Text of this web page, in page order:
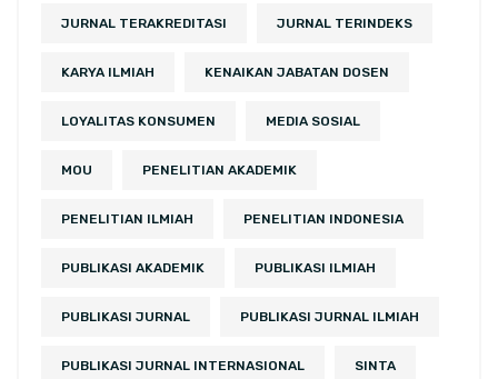
JURNAL TERAKREDITASI JURNAL TERINDEKS
KARYA ILMIAH KENAIKAN JABATAN DOSEN
LOYALITAS KONSUMEN MEDIA SOSIAL
MOU PENELITIAN AKADEMIK
PENELITIAN ILMIAH PENELITIAN INDONESIA
PUBLIKASI AKADEMIK PUBLIKASI ILMIAH
PUBLIKASI JURNAL PUBLIKASI JURNAL ILMIAH
PUBLIKASI JURNAL INTERNASIONAL SINTA